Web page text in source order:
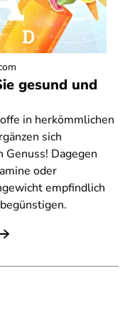
gesund und
in herkömmlichen
sich
Genuss! Dagegen
oder
empfindlich